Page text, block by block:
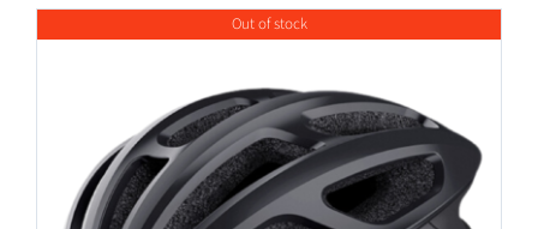
Out of stock